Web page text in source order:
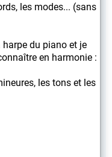
les modes... (sans
du piano et je
en harmonie :
les tons et les